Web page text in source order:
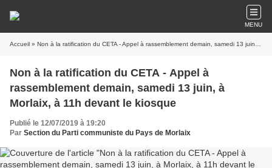
MENU
Accueil » Non à la ratification du CETA - Appel à rassemblement demain, samedi 13 juin, à Morlaix, à 11h devant le kiosque
Non à la ratification du CETA - Appel à
rassemblement demain, samedi 13 juin, à
Morlaix, à 11h devant le kiosque
Publié le 12/07/2019 à 19:20
Par Section du Parti communiste du Pays de Morlaix